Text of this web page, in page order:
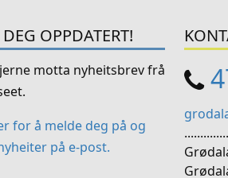
OPPDATERT!
motta nyheitsbrev frå
for å melde deg på og
på e-post.